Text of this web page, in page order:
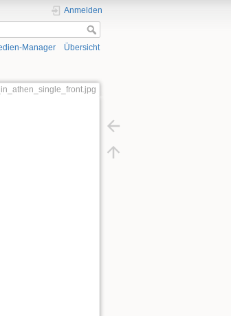
Anmelden
Manager Übersicht